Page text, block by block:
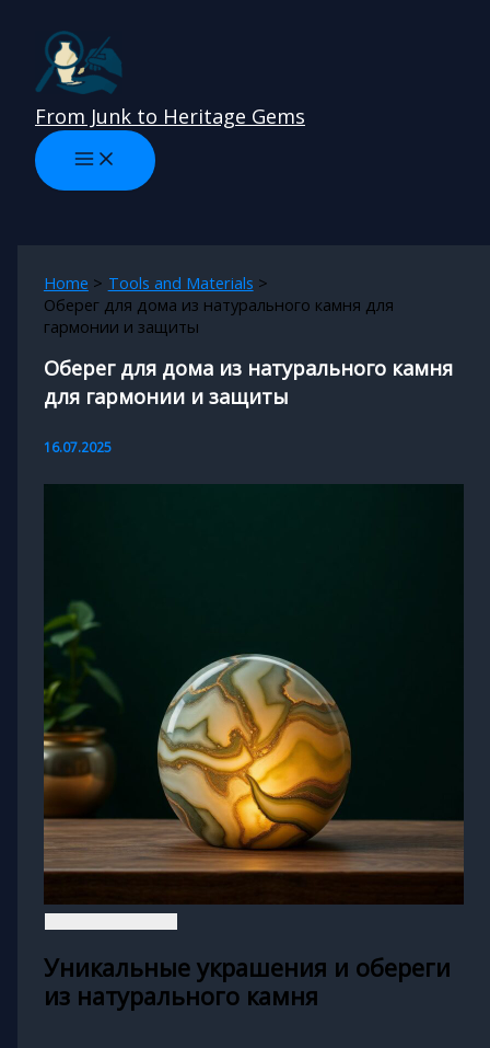
content
From Junk to Heritage Gems
Home
Tools and Materials
Оберег для дома из натурального камня для
гармонии и защиты
Оберег для дома из натурального камня
для гармонии и защиты
16.07.2025
Уникальные украшения и обереги
из натурального камня